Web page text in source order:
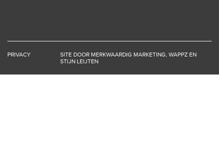
PRIVACY SITE DOOR MERKWAARDIG MARKETING, WAPPZ EN
STIJN LEIJTEN